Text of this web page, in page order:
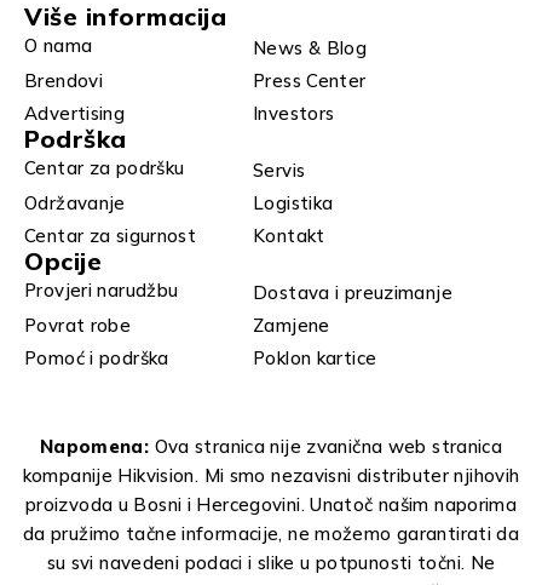
Više informacija
O nama
News & Blog
Brendovi
Press Center
Advertising
Investors
Podrška
Centar za podršku
Servis
Održavanje
Logistika
Centar za sigurnost
Kontakt
Opcije
Provjeri narudžbu
Dostava i preuzimanje
Povrat robe
Zamjene
Pomoć i podrška
Poklon kartice
Napomena: Ova stranica nije zvanična web stranica
kompanije Hikvision. Mi smo nezavisni distributer njihovih
proizvoda u Bosni i Hercegovini. Unatoč našim naporima
da pružimo tačne informacije, ne možemo garantirati da
su svi navedeni podaci i slike u potpunosti točni. Ne